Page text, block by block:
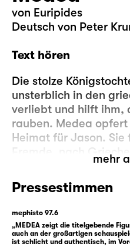
von Euripides
Deutsch von Peter
Text hören
Die stolze
unsterblich in den
verliebt und hilft ihm,
rauben. Medea
Heimat für Jason.
Fremde, nach
glücklich, hier
Doch als sich Jason
Hofe König Kreons
schließlich dessen
Medea und seine
verzweifelt. Sie findet
mehr
Pressestimmen
mephisto 97.6
„MEDEA zeigt die titelgebende
auch an der großartigen
ist schlicht und authentisch, im